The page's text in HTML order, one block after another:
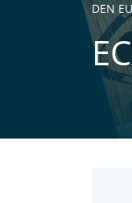
DEN